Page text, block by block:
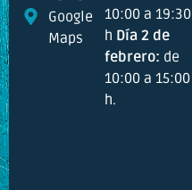
Google
Maps
10:00 a 19:30
h Día 2 de
febrero: de
10:00 a 15:00
h.